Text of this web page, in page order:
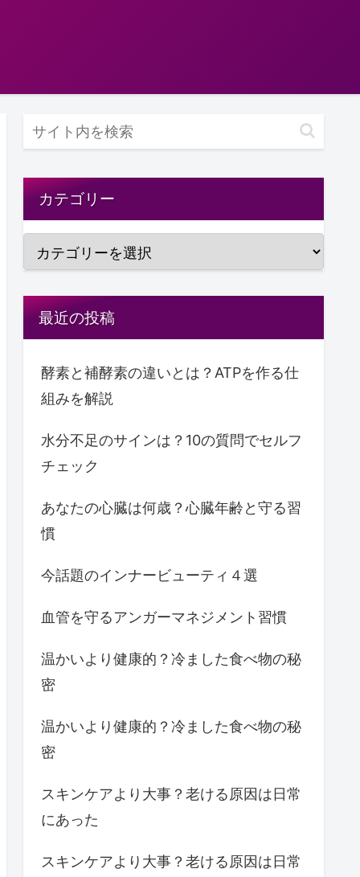
カテゴリー
最近の投稿
酵素と補酵素の違いとは？ATPを作る仕
組みを解説
水分不足のサインは？10の質問でセルフ
チェック
あなたの心臓は何歳？心臓年齢と守る習
慣
今話題のインナービューティ４選
血管を守るアンガーマネジメント習慣
温かいより健康的？冷ました食べ物の秘
密
温かいより健康的？冷ました食べ物の秘
密
スキンケアより大事？老ける原因は日常
にあった
スキンケアより大事？老ける原因は日常